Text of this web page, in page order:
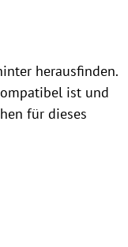
herausfinden.
ist und
für dieses